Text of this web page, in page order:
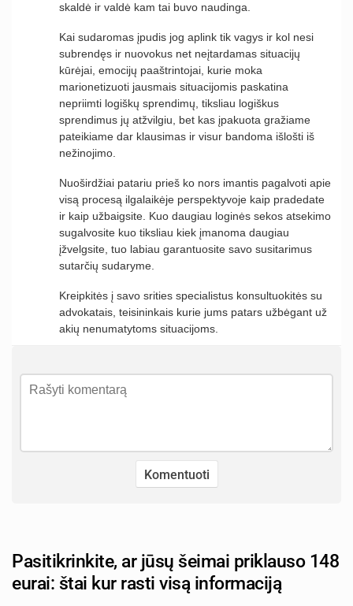
skaldė ir valdė kam tai buvo naudinga.
Kai sudaromas įpudis jog aplink tik vagys ir kol nesi
subrendęs ir nuovokus net neįtardamas situacijų
kūrėjai, emocijų paaštrintojai, kurie moka
marionetizuoti jausmais situacijomis paskatina
nepriimti logiškų sprendimų, tiksliau logiškus
sprendimus jų atžvilgiu, bet kas įpakuota gražiame
pateikiame dar klausimas ir visur bandoma išlošti iš
nežinojimo.
Nuoširdžiai patariu prieš ko nors imantis pagalvoti apie
visą procesą ilgalaikėje perspektyvoje kaip pradedate
ir kaip užbaigsite. Kuo daugiau loginės sekos atsekimo
sugalvosite kuo tiksliau kiek įmanoma daugiau
įžvelgsite, tuo labiau garantuosite savo susitarimus
sutarčių sudaryme.
Kreipkitės į savo srities specialistus konsultuokitės su
advokatais, teisininkais kurie jums patars užbėgant už
akių nenumatytoms situacijoms.
Pasitikrinkite, ar jūsų šeimai priklauso 148
eurai: štai kur rasti visą informaciją